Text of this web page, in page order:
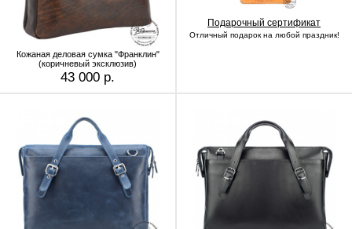
Кожаная деловая сумка "Франклин"
(коричневый эксклюзив)
43 000 р.
Подарочный сертификат
Отличный подарок на любой праздник!